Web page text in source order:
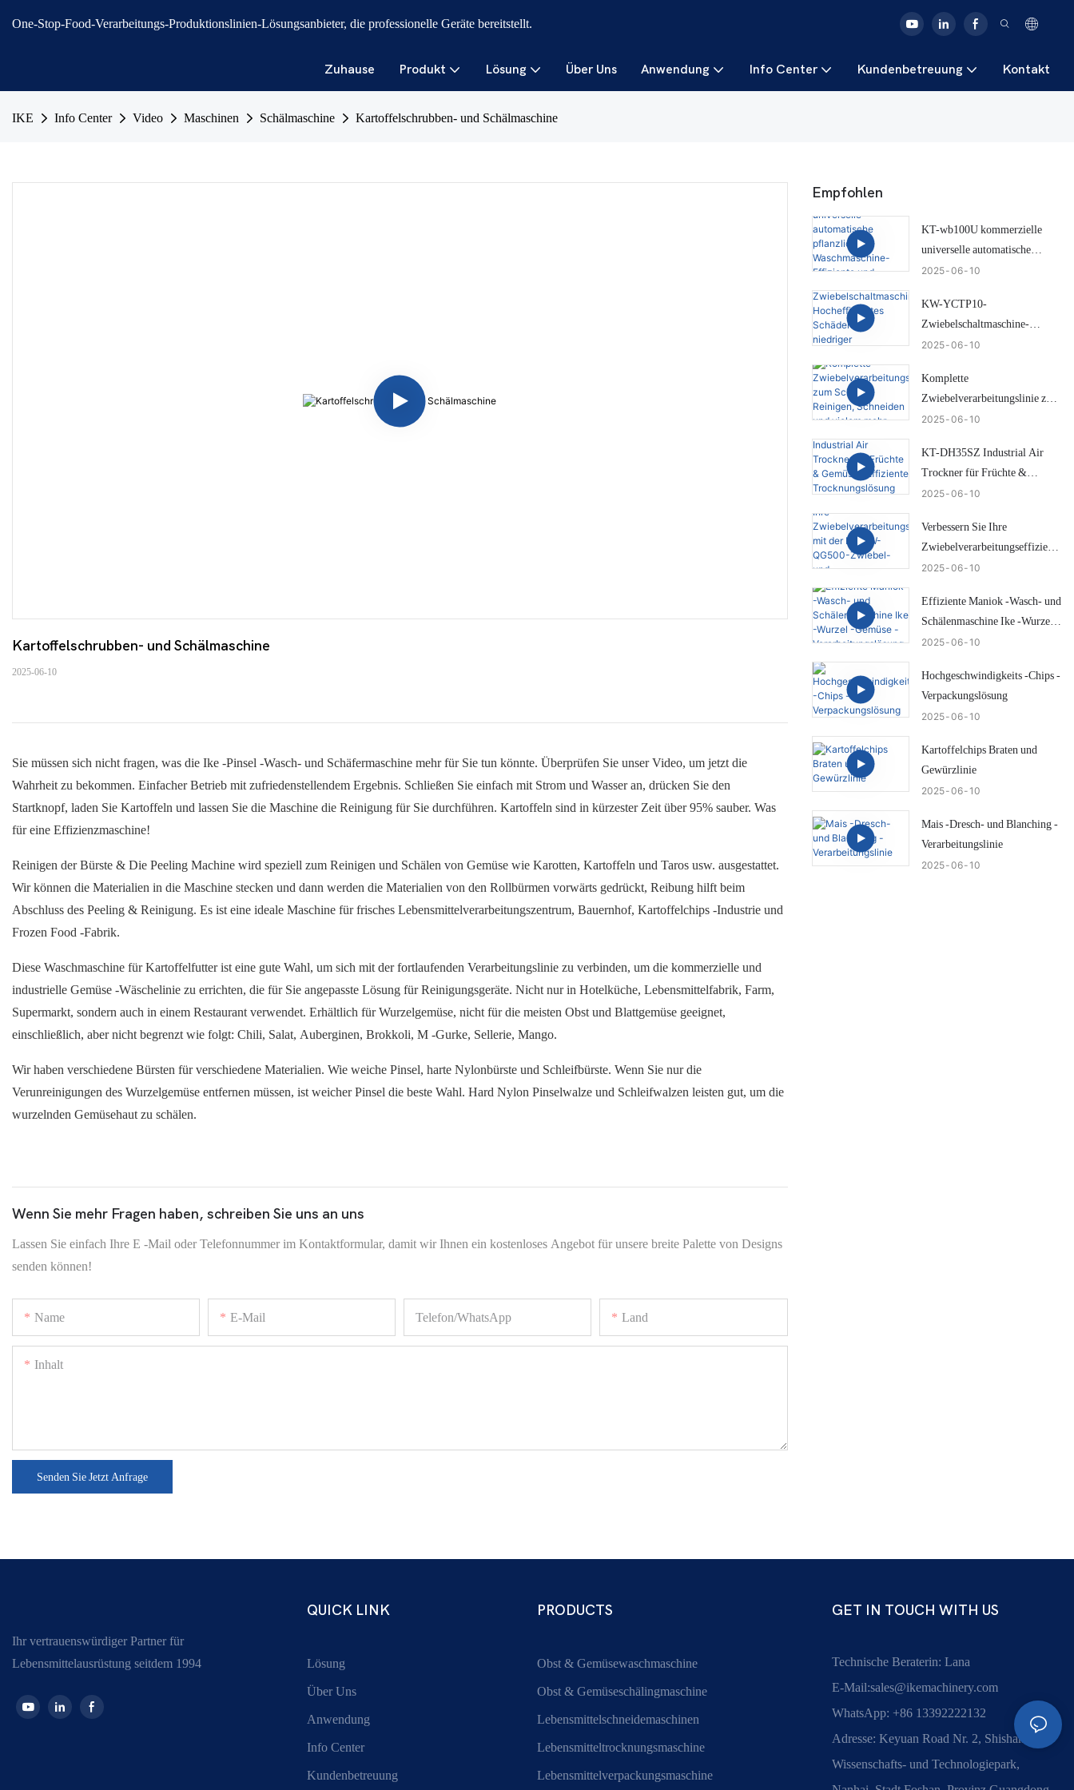
One-Stop-Food-Verarbeitungs-Produktionslinien-Lösungsanbieter, die professionelle Geräte bereitstellt.
Zuhause Produkt Lösung Über Uns Anwendung Info Center Kundenbetreuung Kontakt
IKE Info Center Video Maschinen Schälmaschine Kartoffelschrubben- und Schälmaschine
Kartoffelschrubben- und Schälmaschine
2025-06-10
Sie müssen sich nicht fragen, was die Ike -Pinsel -Wasch- und Schäfermaschine mehr für Sie tun könnte. Überprüfen Sie unser Video, um jetzt die
Wahrheit zu bekommen. Einfacher Betrieb mit zufriedenstellendem Ergebnis. Schließen Sie einfach mit Strom und Wasser an, drücken Sie den
Startknopf, laden Sie Kartoffeln und lassen Sie die Maschine die Reinigung für Sie durchführen. Kartoffeln sind in kürzester Zeit über 95% sauber. Was
für eine Effizienzmaschine!
Reinigen der Bürste & Die Peeling Machine wird speziell zum Reinigen und Schälen von Gemüse wie Karotten, Kartoffeln und Taros usw. ausgestattet.
Wir können die Materialien in die Maschine stecken und dann werden die Materialien von den Rollbürmen vorwärts gedrückt, Reibung hilft beim
Abschluss des Peeling & Reinigung. Es ist eine ideale Maschine für frisches Lebensmittelverarbeitungszentrum, Bauernhof, Kartoffelchips -Industrie und
Frozen Food -Fabrik.
Diese Waschmaschine für Kartoffelfutter ist eine gute Wahl, um sich mit der fortlaufenden Verarbeitungslinie zu verbinden, um die kommerzielle und
industrielle Gemüse -Wäschelinie zu errichten, die für Sie angepasste Lösung für Reinigungsgeräte. Nicht nur in Hotelküche, Lebensmittelfabrik, Farm,
Supermarkt, sondern auch in einem Restaurant verwendet. Erhältlich für Wurzelgemüse, nicht für die meisten Obst und Blattgemüse geeignet,
einschließlich, aber nicht begrenzt wie folgt: Chili, Salat, Auberginen, Brokkoli, M -Gurke, Sellerie, Mango.
Wir haben verschiedene Bürsten für verschiedene Materialien. Wie weiche Pinsel, harte Nylonbürste und Schleifbürste. Wenn Sie nur die
Verunreinigungen des Wurzelgemüse entfernen müssen, ist weicher Pinsel die beste Wahl. Hard Nylon Pinselwalze und Schleifwalzen leisten gut, um die
wurzelnden Gemüsehaut zu schälen.
Wenn Sie mehr Fragen haben, schreiben Sie uns an uns
Lassen Sie einfach Ihre E -Mail oder Telefonnummer im Kontaktformular, damit wir Ihnen ein kostenloses Angebot für unsere breite Palette von Designs
senden können!
Name E-Mail Telefon/WhatsApp Land
Inhalt
Senden Sie Jetzt Anfrage
Empfohlen
KT-wb100U kommerzielle
universelle automatische
pflanzliche Waschmaschine-
Zwiebelreinigungslösung
2025 06 10
KW-YCTP10-
Zwiebelschaltmaschine-
Hocheffizientes Schäden mit
2025 06 10
Komplette
Zwiebelverarbeitungslinie zum
Schälen, Reinigen, Schneiden
2025 06 10
KT-DH35SZ Industrial Air
Trockner für Früchte &
Gemüse | Effiziente
2025 06 10
Verbessern Sie Ihre
Zwiebelverarbeitungseffizienz
mit der IKE KW-QG500-
Hecktrimmungsmaschine
2025 06 10
Effiziente Maniok -Wasch- und
Schälenmaschine Ike -Wurzel -
Gemüse -Verarbeitungslösung
2025 06 10
Hochgeschwindigkeits -Chips -
Verpackungslösung
2025 06 10
Kartoffelchips Braten und
Gewürzlinie
2025 06 10
Mais -Dresch- und Blanching -
Verarbeitungslinie
2025 06 10
Ihr vertrauenswürdiger Partner für
Lebensmittelausrüstung seitdem 1994
QUICK LINK
Lösung
Über Uns
Anwendung
Info Center
Kundenbetreuung
PRODUCTS
Obst & Gemüsewaschmaschine
Obst & Gemüseschälingmaschine
Lebensmittelschneidemaschinen
Lebensmitteltrocknungsmaschine
Lebensmittelverpackungsmaschine
GET IN TOUCH WITH US
Technische Beraterin: Lana
E-Mail:sales@ikemachinery.com
WhatsApp: +86 13392222132
Adresse: Keyuan Road Nr. 2, Shishan
Wissenschafts- und Technologiepark,